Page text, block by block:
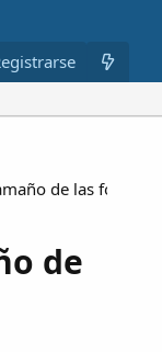
de las fotos?
de